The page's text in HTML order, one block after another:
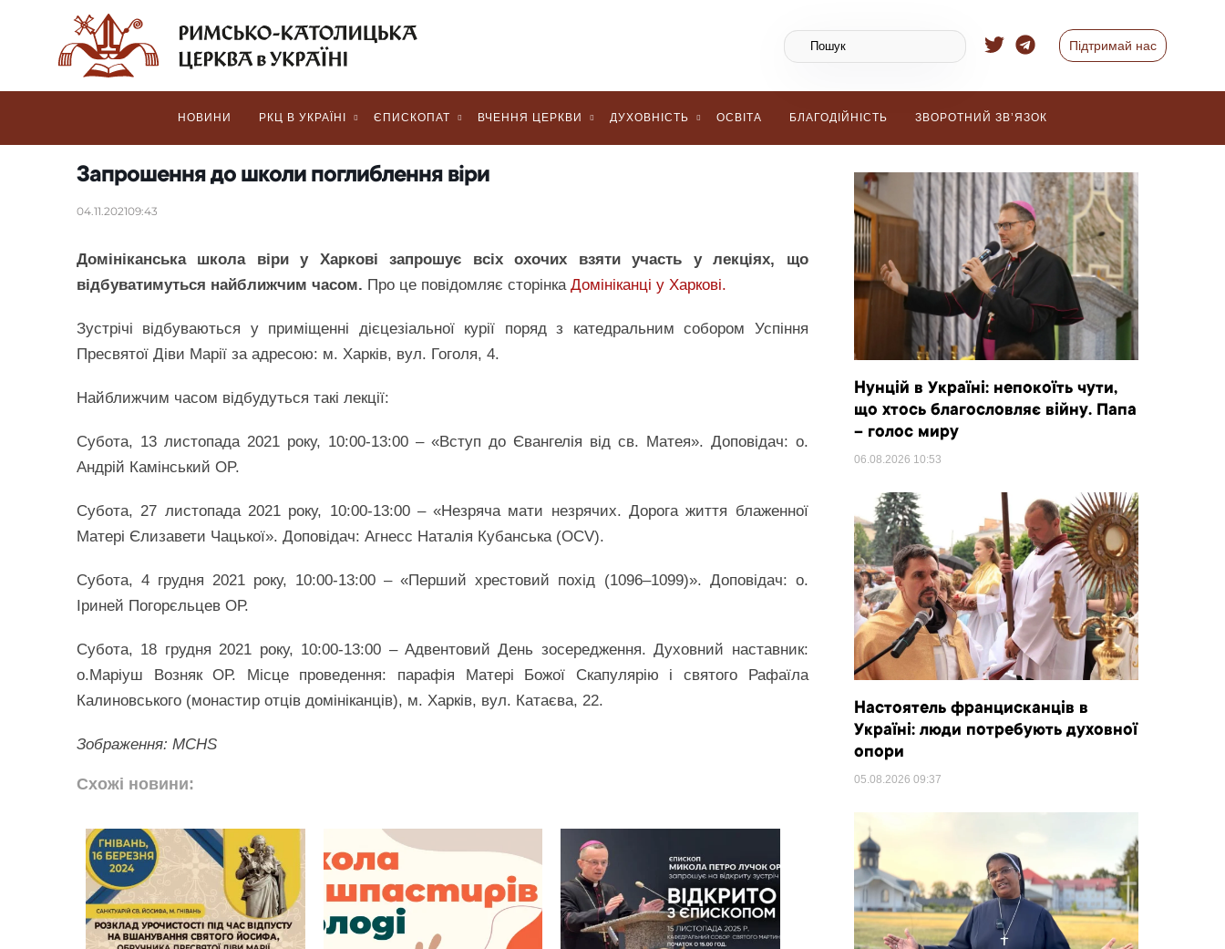
Підтримай нас
НОВИНИ РКЦ В УКРАЇНІ ЄПИСКОПАТ ВЧЕННЯ ЦЕРКВИ ДУХОВНІСТЬ ОСВІТА БЛАГОДІЙНІСТЬ ЗВОРОТНИЙ ЗВ’ЯЗОК
Запрошення до школи поглиблення віри
04.11.202109:43
Домініканська школа віри у Харкові запрошує всіх охочих взяти участь у лекціях, що
відбуватимуться найближчим часом. Про це повідомляє сторінка Домініканці у Харкові.
Зустрічі відбуваються у приміщенні дієцезіальної курії поряд з катедральним собором Успіння
Пресвятої Діви Марії за адресою: м. Харків, вул. Гоголя, 4.
Найближчим часом відбудуться такі лекції:
Субота, 13 листопада 2021 року, 10:00-13:00 – «Вступ до Євангелія від св. Матея». Доповідач: о.
Андрій Камінський OP.
Субота, 27 листопада 2021 року, 10:00-13:00 – «Незряча мати незрячих. Дорога життя блаженної
Матері Єлизавети Чацької». Доповідач: Агнесс Наталія Кубанська (OCV).
Субота, 4 грудня 2021 року, 10:00-13:00 – «Перший хрестовий похід (1096–1099)». Доповідач: о.
Іриней Погорєльцев ОР.
Субота, 18 грудня 2021 року, 10:00-13:00 – Адвентовий День зосередження. Духовний наставник:
о.Маріуш Возняк ОР. Місце проведення: парафія Матері Божої Скапулярію і святого Рафаїла
Калиновського (монастир отців домініканців), м. Харків, вул. Катаєва, 22.
Зображення: MCHS
Схожі новини:
Нунцій в Україні: непокоїть чути,
що хтось благословляє війну. Папа
– голос миру
06.08.2026 10:53
Настоятель францисканців в
Україні: люди потребують духовної
опори
05.08.2026 09:37